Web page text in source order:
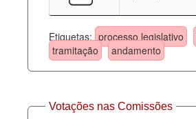
Etiquetas: processo legislativo
tramitação
andamento
Votações nas Comissões